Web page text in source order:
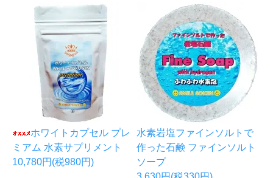
ホワイトカプセル プレ
ミアム 水素サプリメント
10,780円(税980円)
水素岩塩ファインソルトで
作った石鹸 ファインソルト
ソープ